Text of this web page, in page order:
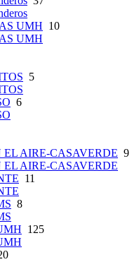
UMH 10
UMH
5
6
EL AIRE-CASAVERDE 9
EL AIRE-CASAVERDE
11
8
125